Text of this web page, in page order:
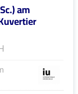
am